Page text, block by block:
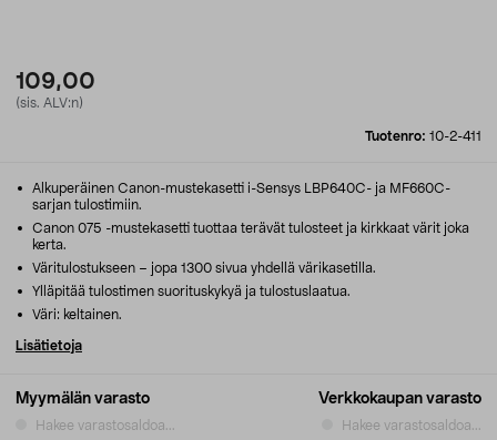
109,00
(sis. ALV:n)
Tuotenro: 10-2-411
Myymälän varasto
Hakee varastosaldoa...
Verkkokaupan varasto
Hakee varastosaldoa...
Alkuperäinen Canon-mustekasetti i-Sensys LBP640C- ja MF660C-
sarjan tulostimiin.
Canon 075 -mustekasetti tuottaa terävät tulosteet ja kirkkaat värit joka
kerta.
Väritulostukseen – jopa 1300 sivua yhdellä värikasetilla.
Ylläpitää tulostimen suorituskykyä ja tulostuslaatua.
Väri: keltainen.
Lisätietoja